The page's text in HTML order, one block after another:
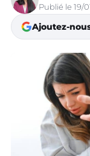
Publié le 19/
Ajoutez-